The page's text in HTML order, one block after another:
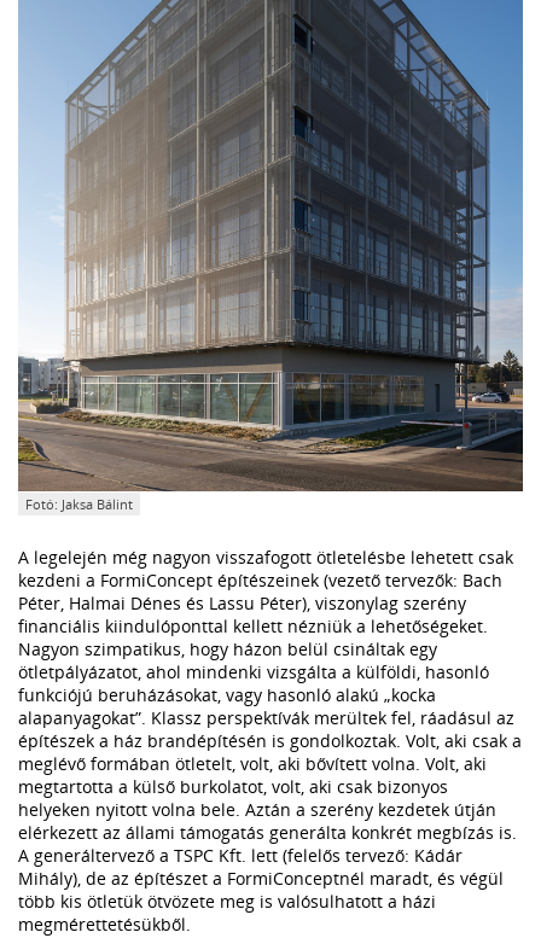
Fotó: Jaksa Bálint
A legelején még nagyon visszafogott ötletelésbe lehetett csak
kezdeni a FormiConcept építészeinek (vezető tervezők: Bach
Péter, Halmai Dénes és Lassu Péter), viszonylag szerény
financiális kiindulóponttal kellett nézniük a lehetőségeket.
Nagyon szimpatikus, hogy házon belül csináltak egy
ötletpályázatot, ahol mindenki vizsgálta a külföldi, hasonló
funkciójú beruházásokat, vagy hasonló alakú „kocka
alapanyagokat”. Klassz perspektívák merültek fel, ráadásul az
építészek a ház brandépítésén is gondolkoztak. Volt, aki csak a
meglévő formában ötletelt, volt, aki bővített volna. Volt, aki
megtartotta a külső burkolatot, volt, aki csak bizonyos
helyeken nyitott volna bele. Aztán a szerény kezdetek útján
elérkezett az állami támogatás generálta konkrét megbízás is.
A generáltervező a TSPC Kft. lett (felelős tervező: Kádár
Mihály), de az építészet a FormiConceptnél maradt, és végül
több kis ötletük ötvözete meg is valósulhatott a házi
megmérettetésükből.